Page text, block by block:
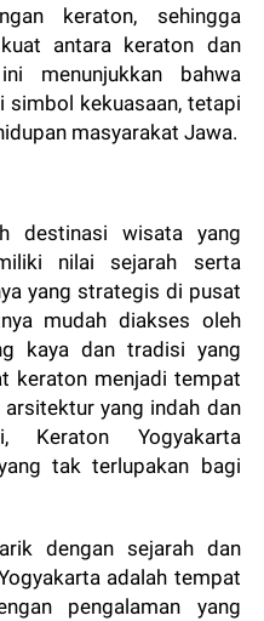
keraton, sehingga
antara keraton dan
menunjukkan bahwa
simbol kekuasaan, tetapi
masyarakat Jawa.
destinasi wisata yang
nilai sejarah serta
yang strategis di pusat
mudah diakses oleh
kaya dan tradisi yang
keraton menjadi tempat
yang indah dan
Keraton Yogyakarta
tak terlupakan bagi
dengan sejarah dan
adalah tempat
pengalaman yang